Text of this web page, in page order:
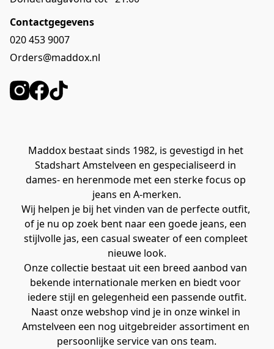
Contactgegevens
020 453 9007
Orders@maddox.nl
Maddox bestaat sinds 1982, is gevestigd in het
Stadshart Amstelveen en gespecialiseerd in
dames- en herenmode met een sterke focus op
jeans en A-merken.
Wij helpen je bij het vinden van de perfecte outfit,
of je nu op zoek bent naar een goede jeans, een
stijlvolle jas, een casual sweater of een compleet
nieuwe look.
Onze collectie bestaat uit een breed aanbod van
bekende internationale merken en biedt voor
iedere stijl en gelegenheid een passende outfit.
Naast onze webshop vind je in onze winkel in
Amstelveen een nog uitgebreider assortiment en
persoonlijke service van ons team.